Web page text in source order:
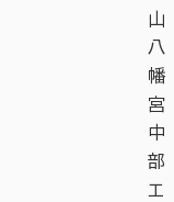
山
八
幡
宮
中
部
エ